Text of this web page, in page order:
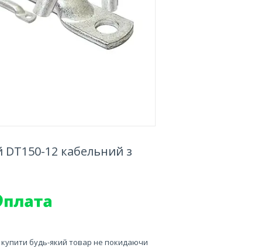
12 кабельний з
купити будь-який товар не покидаючи